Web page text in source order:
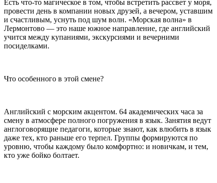
Есть что-то магическое в том, чтобы встретить рассвет у моря,
провести день в компании новых друзей, а вечером, уставшим
и счастливым, уснуть под шум волн. «Морская волна» в
Лермонтово — это наше южное направление, где английский
учится между купаниями, экскурсиями и вечерними
посиделками.
Что особенного в этой смене?
Английский с морским акцентом. 64 академических часа за
смену в атмосфере полного погружения в язык. Занятия ведут
англоговорящие педагоги, которые знают, как влюбить в язык
даже тех, кто раньше его терпел. Группы формируются по
уровню, чтобы каждому было комфортно: и новичкам, и тем,
кто уже бойко болтает.